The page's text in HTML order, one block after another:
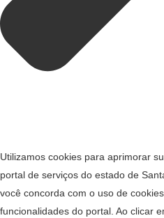
Utilizamos cookies para aprimorar
portal de serviços do estado de
você concorda com o uso de
funcionalidades do portal. Ao clicar